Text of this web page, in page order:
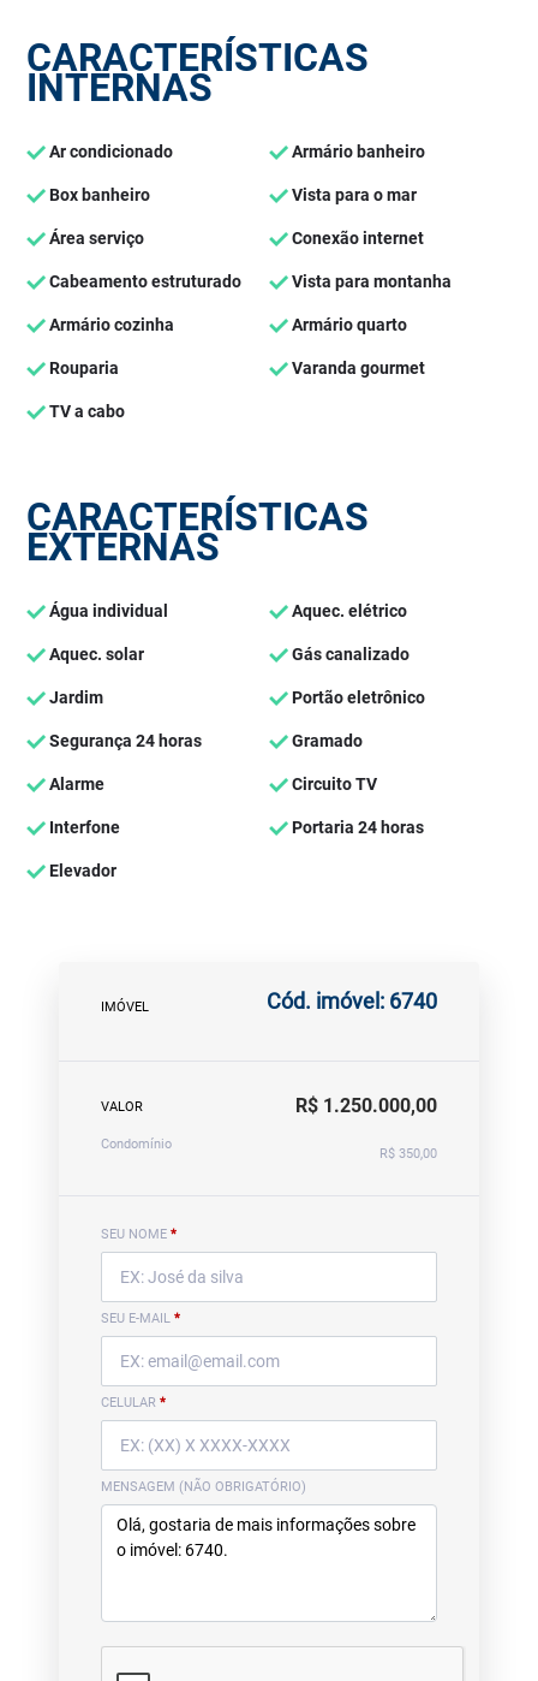
CARACTERÍSTICAS
INTERNAS
Ar condicionado Armário banheiro
Box banheiro Vista para o mar
Área serviço Conexão internet
Cabeamento estruturado Vista para montanha
Armário cozinha Armário quarto
Rouparia Varanda gourmet
TV a cabo
CARACTERÍSTICAS
EXTERNAS
Água individual Aquec. elétrico
Aquec. solar Gás canalizado
Jardim Portão eletrônico
Segurança 24 horas Gramado
Alarme Circuito TV
Interfone Portaria 24 horas
Elevador
IMÓVEL Cód. imóvel: 6740
VALOR R$ 1.250.000,00
Condomínio
R$ 350,00
SEU NOME *
SEU E-MAIL *
CELULAR *
MENSAGEM (NÃO OBRIGATÓRIO)